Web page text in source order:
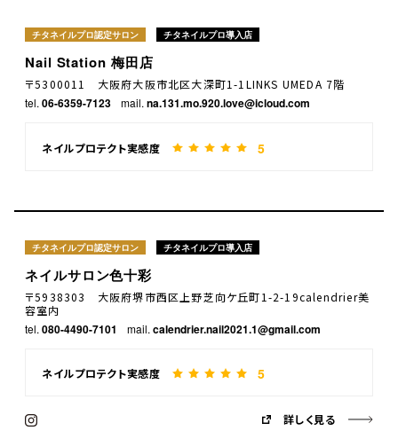
チタネイルプロ認定サロン チタネイルプロ導入店
Nail Station 梅田店
〒5300011 大阪府大阪市北区大深町1-1LINKS UMEDA 7階
tel.06-6359-7123 mail.na.131.mo.920.love@icloud.com
ネイルプロテクト実感度 5
チタネイルプロ認定サロン チタネイルプロ導入店
ネイルサロン色十彩
〒5938303 大阪府堺市西区上野芝向ケ丘町1-2-19calendrier美
容室内
tel. 080-4490-7101 mail. calendrier.nail2021.1@gmail.com
ネイルプロテクト実感度 5
詳しく見る